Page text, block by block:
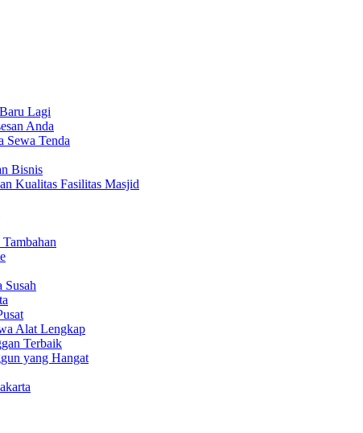
Lagi
Anda
Sewa Tenda
Bisnis
Kualitas Fasilitas Masjid
Susah
Alat Lengkap
Terbaik
yang Hangat